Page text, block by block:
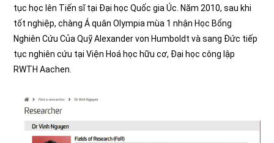
tục học lên Tiến sĩ tại Đại học Quốc gia Úc. Năm 2010, sau khi
tốt nghiệp, chàng Á quân Olympia mùa 1 nhận Học Bổng
Nghiên Cứu Của Quỹ Alexander von Humboldt và sang Đức tiếp
tục nghiên cứu tại Viện Hoá học hữu cơ, Đại học công lập
RWTH Aachen.